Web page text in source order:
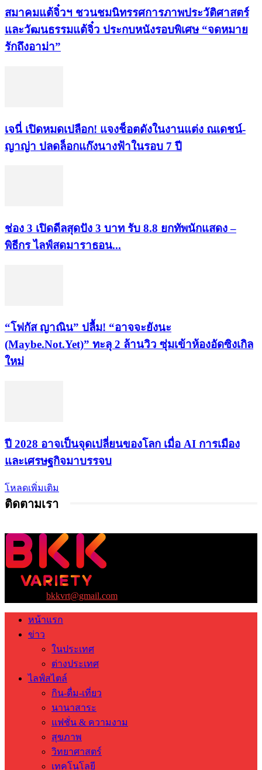
สมาคมแต้จิ๋วฯ ชวนชมนิทรรศการภาพประวัติศาสตร์
และวัฒนธรรมแต้จิ๋ว ประกบหนังรอบพิเศษ “จดหมาย
รักถึงอาม่า”
เจนี่ เปิดหมดเปลือก! แจงช็อตดังในงานแต่ง ณเดชน์-
ญาญ่า ปลดล็อกแก๊งนางฟ้าในรอบ 7 ปี
ช่อง 3 เปิดดีลสุดปัง 3 บาท รับ 8.8 ยกทัพนักแสดง –
พิธีกร ไลฟ์สดมาราธอน...
“โฟกัส ญาณิน” ปลื้ม! “อาจจะยังนะ
(Maybe.Not.Yet)” ทะลุ 2 ล้านวิว ซุ่มเข้าห้องอัดซิงเกิล
ใหม่
ปี 2028 อาจเป็นจุดเปลี่ยนของโลก เมื่อ AI การเมือง
และเศรษฐกิจมาบรรจบ
โหลดเพิ่มเติม
ติดตามเรา
bkkvrt@gmail.com
หน้าแรก
ข่าว
ในประเทศ
ต่างประเทศ
ไลฟ์สไตล์
กิน-ดื่ม-เที่ยว
นานาสาระ
แฟชั่น & ความงาม
สุขภาพ
วิทยาศาสตร์
เทคโนโลยี